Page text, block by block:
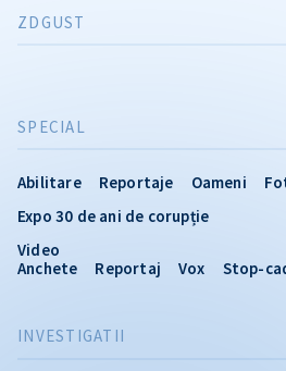
INVESTIGATII
SPECIAL
Abilitare Reportaje Oameni
Expo 30 de ani de corupție
Video
Anchete
Reportaj Vox Stop-
ZDGUST